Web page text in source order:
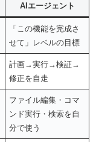
AIエージェント
「この機能を完成さ
せて」レベルの目標
計画→実行→検証→
修正を自走
ファイル編集・コマ
ンド実行・検索を自
分で使う